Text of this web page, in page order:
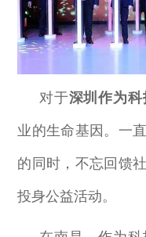
对于深圳作为科
业的生命基因。一
的同时，不忘回馈
投身公益活动。